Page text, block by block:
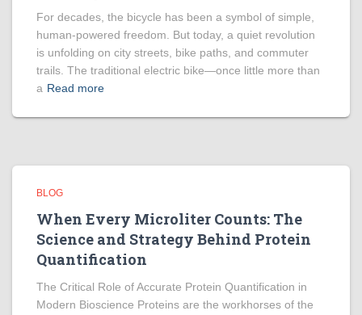
For decades, the bicycle has been a symbol of simple,
human-powered freedom. But today, a quiet revolution
is unfolding on city streets, bike paths, and commuter
trails. The traditional electric bike—once little more than
a Read more
BLOG
When Every Microliter Counts: The
Science and Strategy Behind Protein
Quantification
The Critical Role of Accurate Protein Quantification in
Modern Bioscience Proteins are the workhorses of the